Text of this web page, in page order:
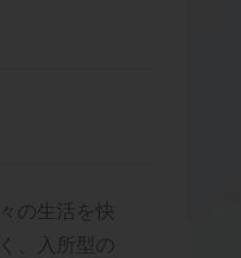
の生活を快
、入所型の